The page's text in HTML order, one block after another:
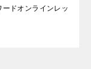
ードオンラインレッ